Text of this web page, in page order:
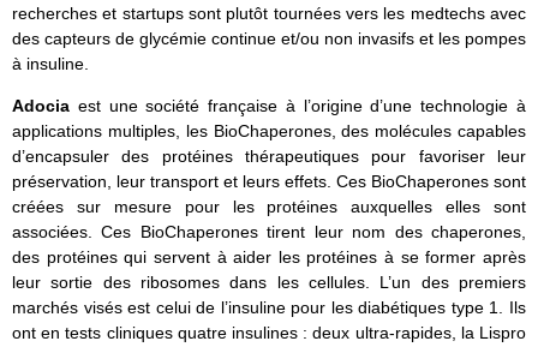
recherches et startups sont plutôt tournées vers les medtechs avec
des capteurs de glycémie continue et/ou non invasifs et les pompes
à insuline.
Adocia est une société française à l’origine d’une technologie à
applications multiples, les BioChaperones, des molécules capables
d’encapsuler des protéines thérapeutiques pour favoriser leur
préservation, leur transport et leurs effets. Ces BioChaperones sont
créées sur mesure pour les protéines auxquelles elles sont
associées. Ces BioChaperones tirent leur nom des chaperones,
des protéines qui servent à aider les protéines à se former après
leur sortie des ribosomes dans les cellules. L’un des premiers
marchés visés est celui de l’insuline pour les diabétiques type 1. Ils
ont en tests cliniques quatre insulines : deux ultra-rapides, la Lispro